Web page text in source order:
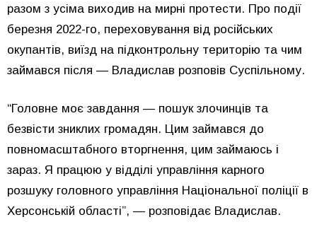
разом з усіма виходив на мирні протести. Про події
березня 2022-го, переховування від російських
окупантів, виїзд на підконтрольну територію та чим
займався після — Владислав розповів Суспільному.
“Головне моє завдання — пошук злочинців та
безвісти зниклих громадян. Цим займався до
повномасштабного вторгнення, цим займаюсь і
зараз. Я працюю у відділі управління карного
розшуку головного управління Національної поліції в
Херсонській області”, — розповідає Владислав.